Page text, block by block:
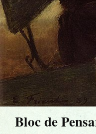
Bloc de